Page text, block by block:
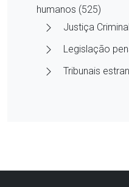
humanos (525)
Justiça
Legislação
Tribunais